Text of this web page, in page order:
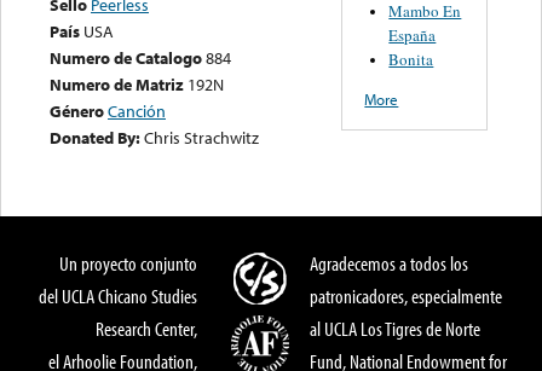
Sello Peerless
País USA
Numero de Catalogo884
Numero de Matriz 192N
GéneroCanción
Donated By:Chris Strachwitz
Mambo En
España
Bonita
More
Un proyecto conjunto
del UCLA Chicano Studies
Research Center,
el Arhoolie Foundation,
Agradecemos a todos los
patronicadores, especialmente
al UCLA Los Tigres de Norte
Fund, National Endowment for